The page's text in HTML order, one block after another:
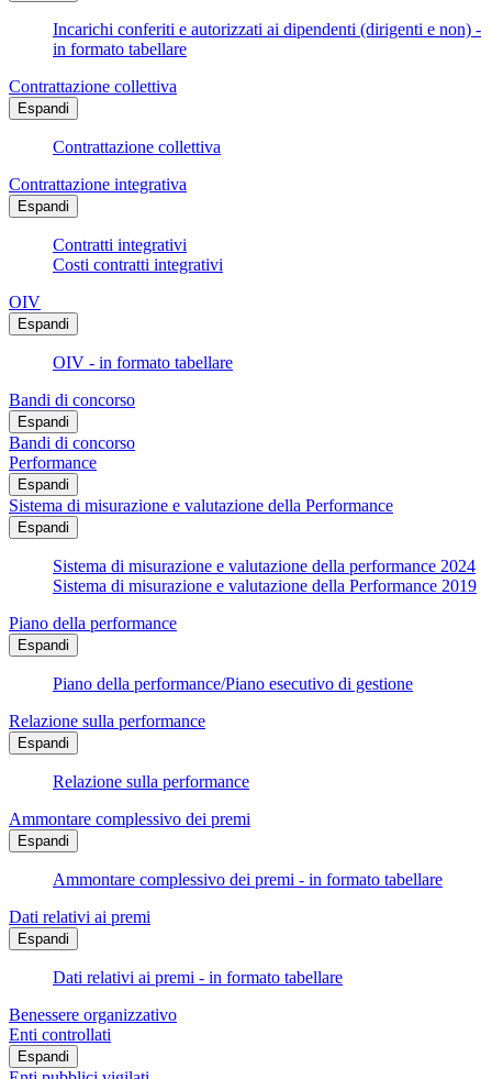
Incarichi conferiti e autorizzati ai dipendenti (dirigenti e non) -
in formato tabellare
Contrattazione collettiva
Espandi
Contrattazione collettiva
Contrattazione integrativa
Espandi
Contratti integrativi
Costi contratti integrativi
OIV
Espandi
OIV - in formato tabellare
Bandi di concorso
Espandi
Bandi di concorso
Performance
Espandi
Sistema di misurazione e valutazione della Performance
Espandi
Sistema di misurazione e valutazione della performance 2024
Sistema di misurazione e valutazione della Performance 2019
Piano della performance
Espandi
Piano della performance/Piano esecutivo di gestione
Relazione sulla performance
Espandi
Relazione sulla performance
Ammontare complessivo dei premi
Espandi
Ammontare complessivo dei premi - in formato tabellare
Dati relativi ai premi
Espandi
Dati relativi ai premi - in formato tabellare
Benessere organizzativo
Enti controllati
Espandi